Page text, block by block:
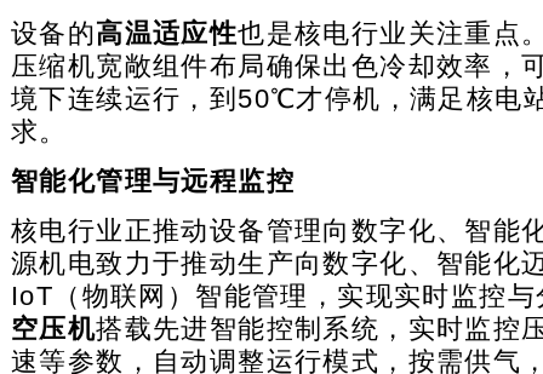
设备的高温适应性也是核电行业关注重点
压缩机宽敞组件布局确保出色冷却效率，
境下连续运行，到50℃才停机，满足核电
求。
智能化管理与远程监控
核电行业正推动设备管理向数字化、智能
源机电致力于推动生产向数字化、智能化
IoT（物联网）智能管理，实现实时监控与
空压机搭载先进智能控制系统，实时监控
速等参数，自动调整运行模式，按需供气